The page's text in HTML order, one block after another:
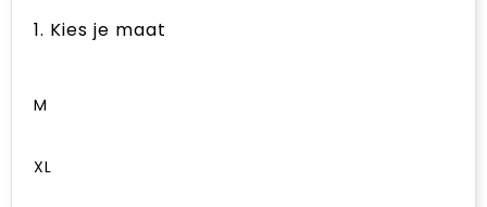
1. Kies je maat
M
XL